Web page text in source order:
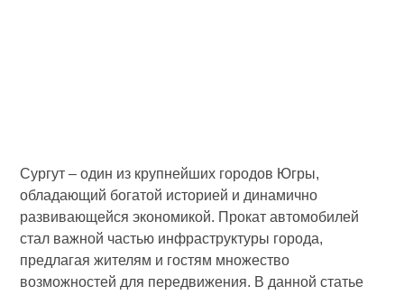
Сургут – один из крупнейших городов Югры,
обладающий богатой историей и динамично
развивающейся экономикой. Прокат автомобилей
стал важной частью инфраструктуры города,
предлагая жителям и гостям множество
возможностей для передвижения. В данной статье